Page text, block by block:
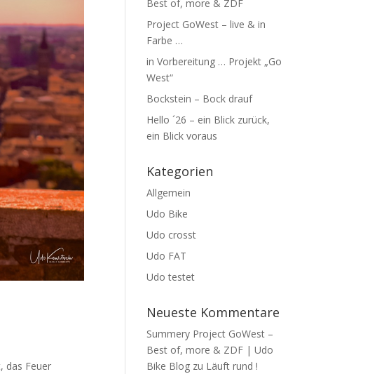
das Feuer
Best of, more & ZDF
Project GoWest – live & in
Farbe …
in Vorbereitung … Projekt „Go
West“
Bockstein – Bock drauf
Hello ´26 – ein Blick zurück,
ein Blick voraus
Kategorien
Allgemein
Udo Bike
Udo crosst
Udo FAT
Udo testet
Neueste Kommentare
Summery Project GoWest –
Best of, more & ZDF | Udo
Bike Blog zu Läuft rund !